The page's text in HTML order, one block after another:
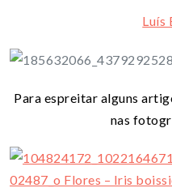
Luís
Para espreitar alguns
nas